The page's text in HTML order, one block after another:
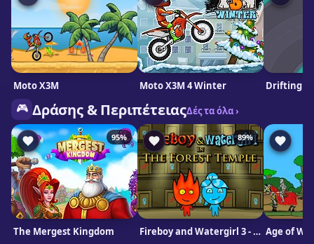
Moto X3M Moto X3M 4 Winter Drifting
🎮 Δράσης & ΠεριπέτειαςΔές τα όλα ›
95%
The Mergest Kingdom
89%
Fireboy and Watergirl 3 - In The Forest Temple Game Age of